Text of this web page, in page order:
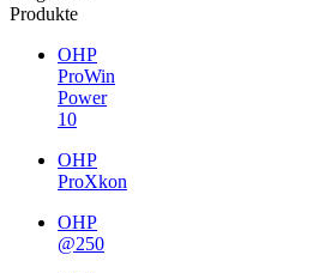
Produkte
OHP
ProWin
Power
10
OHP
ProXkon
OHP
@250